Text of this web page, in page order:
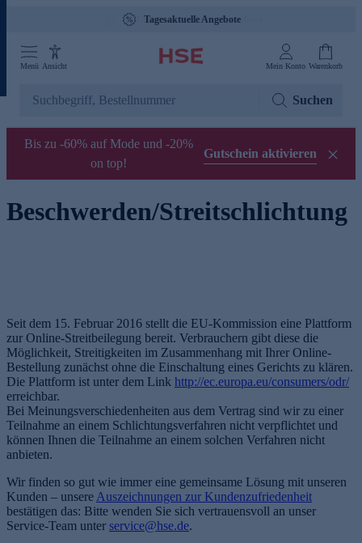
Tagesaktuelle Angebote
Menü Ansicht Mein Konto Warenkorb
Suchen
Bis zu -60% auf Mode und -20%
on top!
Gutschein aktivieren
Beschwerden/Streitschlichtung
Seit dem 15. Februar 2016 stellt die EU-Kommission eine Plattform
zur Online-Streitbeilegung bereit. Verbrauchern gibt diese die
Möglichkeit, Streitigkeiten im Zusammenhang mit Ihrer Online-
Bestellung zunächst ohne die Einschaltung eines Gerichts zu klären.
Die Plattform ist unter dem Link http://ec.europa.eu/consumers/odr/
erreichbar.
Bei Meinungsverschiedenheiten aus dem Vertrag sind wir zu einer
Teilnahme an einem Schlichtungsverfahren nicht verpflichtet und
können Ihnen die Teilnahme an einem solchen Verfahren nicht
anbieten.
Wir finden so gut wie immer eine gemeinsame Lösung mit unseren
Kunden – unsereAuszeichnungen zur Kundenzufriedenheit
bestätigen das: Bitte wenden Sie sich vertrauensvoll an unser
Service-Team unter service@hse.de.